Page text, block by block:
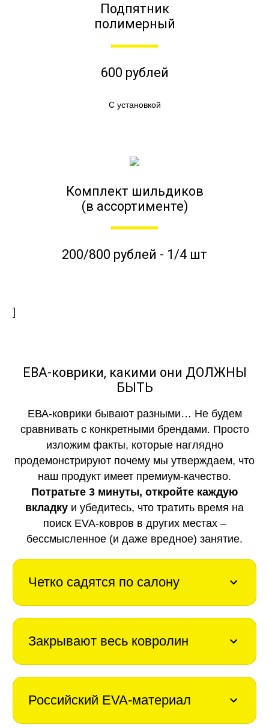
Подпятник
полимерный
600 рублей
С установкой
Комплект шильдиков
(в ассортименте)
200/800 рублей - 1/4 шт
]
ЕВА-коврики, какими они ДОЛЖНЫ
БЫТЬ
ЕВА-коврики бывают разными… Не будем
сравнивать с конкретными брендами. Просто
изложим факты, которые наглядно
продемонстрируют почему мы утверждаем, что
наш продукт имеет премиум-качество.
Потратьте 3 минуты, откройте каждую
вкладку и убедитесь, что тратить время на
поиск EVA-ковров в других местах –
бессмысленное (и даже вредное) занятие.
Четко садятся по салону
Закрывают весь ковролин
Российский EVA-материал